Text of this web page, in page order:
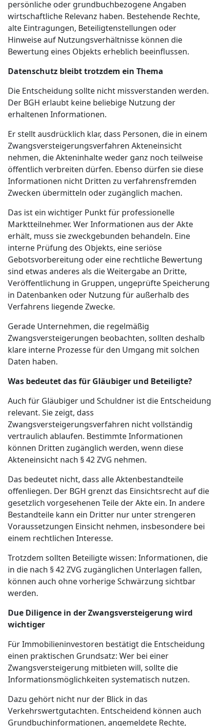
persönliche oder grundbuchbezogene Angaben
wirtschaftliche Relevanz haben. Bestehende Rechte,
alte Eintragungen, Beteiligtenstellungen oder
Hinweise auf Nutzungsverhältnisse können die
Bewertung eines Objekts erheblich beeinflussen.
Datenschutz bleibt trotzdem ein Thema
Die Entscheidung sollte nicht missverstanden werden.
Der BGH erlaubt keine beliebige Nutzung der
erhaltenen Informationen.
Er stellt ausdrücklich klar, dass Personen, die in einem
Zwangsversteigerungsverfahren Akteneinsicht
nehmen, die Akteninhalte weder ganz noch teilweise
öffentlich verbreiten dürfen. Ebenso dürfen sie diese
Informationen nicht Dritten zu verfahrensfremden
Zwecken übermitteln oder zugänglich machen.
Das ist ein wichtiger Punkt für professionelle
Marktteilnehmer. Wer Informationen aus der Akte
erhält, muss sie zweckgebunden behandeln. Eine
interne Prüfung des Objekts, eine seriöse
Gebotsvorbereitung oder eine rechtliche Bewertung
sind etwas anderes als die Weitergabe an Dritte,
Veröffentlichung in Gruppen, ungeprüfte Speicherung
in Datenbanken oder Nutzung für außerhalb des
Verfahrens liegende Zwecke.
Gerade Unternehmen, die regelmäßig
Zwangsversteigerungen beobachten, sollten deshalb
klare interne Prozesse für den Umgang mit solchen
Daten haben.
Was bedeutet das für Gläubiger und Beteiligte?
Auch für Gläubiger und Schuldner ist die Entscheidung
relevant. Sie zeigt, dass
Zwangsversteigerungsverfahren nicht vollständig
vertraulich ablaufen. Bestimmte Informationen
können Dritten zugänglich werden, wenn diese
Akteneinsicht nach § 42 ZVG nehmen.
Das bedeutet nicht, dass alle Aktenbestandteile
offenliegen. Der BGH grenzt das Einsichtsrecht auf die
gesetzlich vorgesehenen Teile der Akte ein. In andere
Bestandteile kann ein Dritter nur unter strengeren
Voraussetzungen Einsicht nehmen, insbesondere bei
einem rechtlichen Interesse.
Trotzdem sollten Beteiligte wissen: Informationen, die
in die nach § 42 ZVG zugänglichen Unterlagen fallen,
können auch ohne vorherige Schwärzung sichtbar
werden.
Due Diligence in der Zwangsversteigerung wird
wichtiger
Für Immobilieninvestoren bestätigt die Entscheidung
einen praktischen Grundsatz: Wer bei einer
Zwangsversteigerung mitbieten will, sollte die
Informationsmöglichkeiten systematisch nutzen.
Dazu gehört nicht nur der Blick in das
Verkehrswertgutachten. Entscheidend können auch
Grundbuchinformationen, angemeldete Rechte,